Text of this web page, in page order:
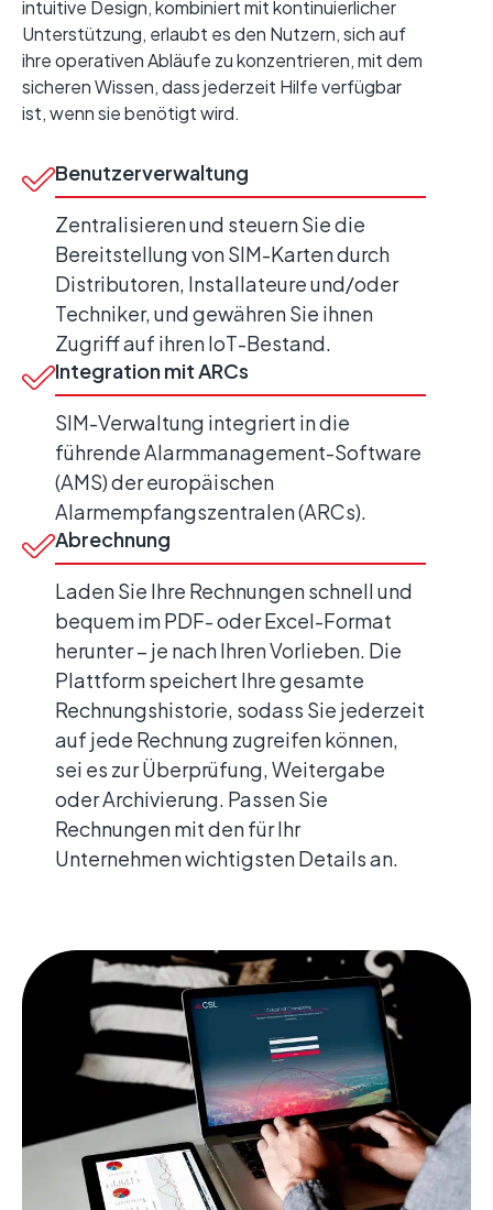
intuitive Design, kombiniert mit kontinuierlicher
Unterstützung, erlaubt es den Nutzern, sich auf
ihre operativen Abläufe zu konzentrieren, mit dem
sicheren Wissen, dass jederzeit Hilfe verfügbar
ist, wenn sie benötigt wird.
Benutzerverwaltung
Zentralisieren und steuern Sie die
Bereitstellung von SIM-Karten durch
Distributoren, Installateure und/oder
Techniker, und gewähren Sie ihnen
Zugriff auf ihren IoT-Bestand.
Integration mit ARCs
SIM-Verwaltung integriert in die
führende Alarmmanagement-Software
(AMS) der europäischen
Alarmempfangszentralen (ARCs).
Abrechnung
Laden Sie Ihre Rechnungen schnell und
bequem im PDF- oder Excel-Format
herunter – je nach Ihren Vorlieben. Die
Plattform speichert Ihre gesamte
Rechnungshistorie, sodass Sie jederzeit
auf jede Rechnung zugreifen können,
sei es zur Überprüfung, Weitergabe
oder Archivierung. Passen Sie
Rechnungen mit den für Ihr
Unternehmen wichtigsten Details an.